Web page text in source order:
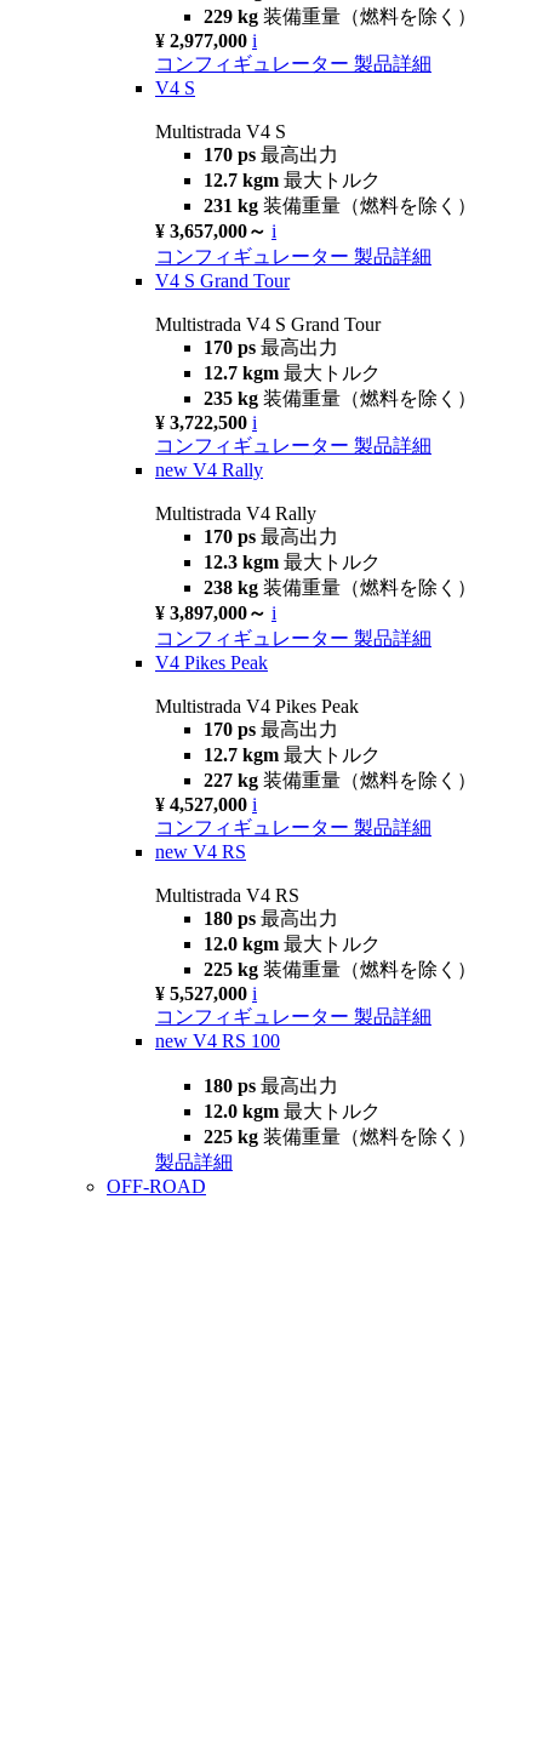
229 kg 装備重量（燃料を除く）
¥ 2,977,000 i
コンフィギュレーター 製品詳細
V4 S
Multistrada V4 S
170 ps 最高出力
12.7 kgm 最大トルク
231 kg 装備重量（燃料を除く）
¥ 3,657,000～ i
コンフィギュレーター 製品詳細
V4 S Grand Tour
Multistrada V4 S Grand Tour
170 ps 最高出力
12.7 kgm 最大トルク
235 kg 装備重量（燃料を除く）
¥ 3,722,500 i
コンフィギュレーター 製品詳細
new V4 Rally
Multistrada V4 Rally
170 ps 最高出力
12.3 kgm 最大トルク
238 kg 装備重量（燃料を除く）
¥ 3,897,000～ i
コンフィギュレーター 製品詳細
V4 Pikes Peak
Multistrada V4 Pikes Peak
170 ps 最高出力
12.7 kgm 最大トルク
227 kg 装備重量（燃料を除く）
¥ 4,527,000 i
コンフィギュレーター 製品詳細
new V4 RS
Multistrada V4 RS
180 ps 最高出力
12.0 kgm 最大トルク
225 kg 装備重量（燃料を除く）
¥ 5,527,000 i
コンフィギュレーター 製品詳細
new V4 RS 100
180 ps 最高出力
12.0 kgm 最大トルク
225 kg 装備重量（燃料を除く）
製品詳細
OFF-ROAD